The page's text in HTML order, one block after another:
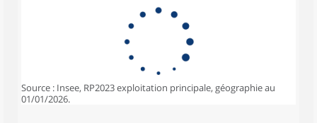
Source : Insee, RP2023 exploitation principale, géographie au
01/01/2026.